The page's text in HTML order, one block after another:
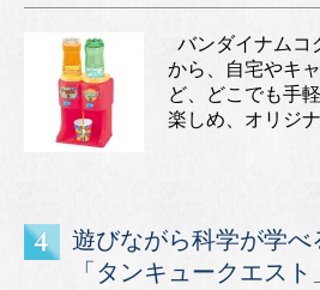
バンダイナムコ
から、自宅やキ
ど、どこでも手
楽しめ、オリジ
遊びながら科学が学べ
「タンキュークエス